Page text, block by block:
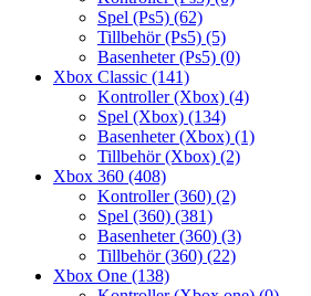
Spel (Ps5) (62)
Tillbehör (Ps5) (5)
Basenheter (Ps5) (0)
Xbox Classic (141)
Kontroller (Xbox) (4)
Spel (Xbox) (134)
Basenheter (Xbox) (1)
Tillbehör (Xbox) (2)
Xbox 360 (408)
Kontroller (360) (2)
Spel (360) (381)
Basenheter (360) (3)
Tillbehör (360) (22)
Xbox One (138)